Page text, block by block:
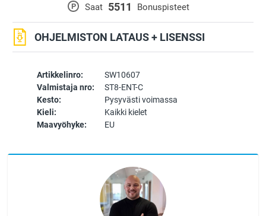
Artikkelinro:
SW10607
Valmistaja nro:
ST8-ENT-C
Kesto:
Pysyvästi voimassa
Kieli:
Kaikki kielet
Maavyöhyke:
EU
P Saat 5511 Bonuspisteet
OHJELMISTON LATAUS + LISENSSI